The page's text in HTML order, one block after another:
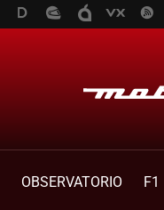
OBSERVATORIO F1